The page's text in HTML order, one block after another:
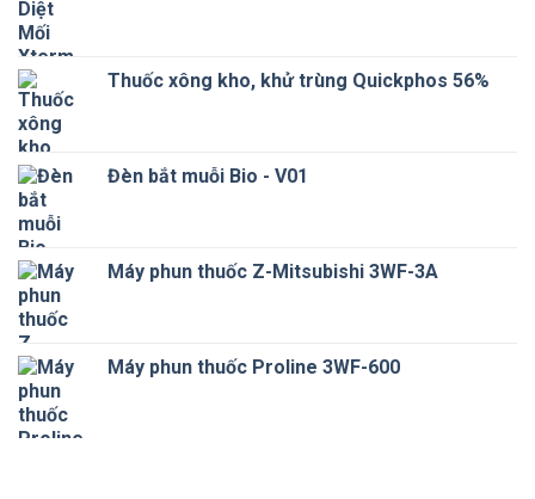
Thuốc xông kho, khử trùng Quickphos 56%
Đèn bắt muỗi Bio - V01
Máy phun thuốc Z-Mitsubishi 3WF-3A
Máy phun thuốc Proline 3WF-600